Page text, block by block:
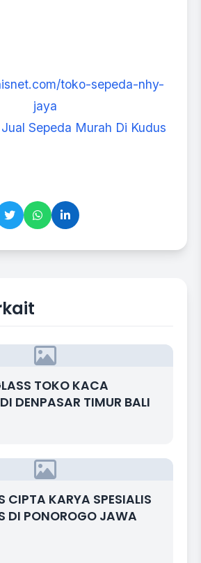
toko-sepeda-nhy-
jaya
Jual Sepeda Murah Di Kudus
TOKO KACA
DENPASAR TIMUR BALI
CIPTA KARYA SPESIALIS
DI PONOROGO JAWA